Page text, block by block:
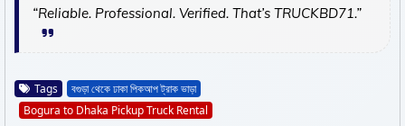
“Reliable. Professional. Verified. That’s TRUCKBD71.”
Tags
বগুড়া থেকে ঢাকা পিকআপ ট্রাক ভাড়া
Bogura to Dhaka Pickup Truck Rental